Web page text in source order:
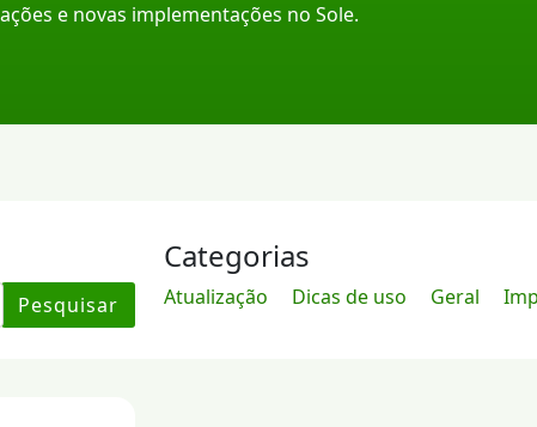
e novas implementações no Sole.
Pesquisar
Categorias
Atualização Dicas de uso Geral